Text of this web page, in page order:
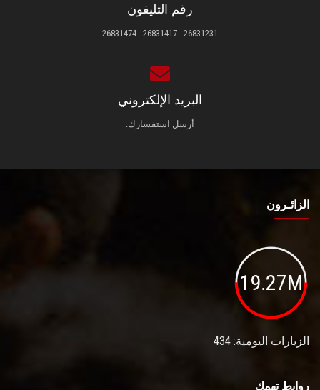
رقم التليفون
26831231 - 26831417 - 26831474
البريد الإلكتروني
أرسل استفسارك.
الزائـرون
19.27M
الزيارات اليومية: 434
روابط تهمك